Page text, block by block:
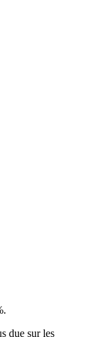
.
due sur les